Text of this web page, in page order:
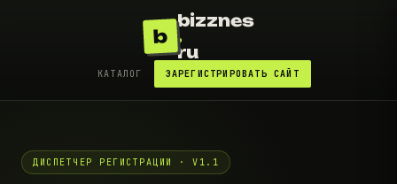
b
bizznes
.
ru
КАТАЛОГ ЗАРЕГИСТРИРОВАТЬ САЙТ
ДИСПЕТЧЕР РЕГИСТРАЦИИ · V1.1